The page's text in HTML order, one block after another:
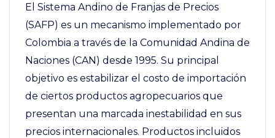
El Sistema Andino de Franjas de Precios
(SAFP) es un mecanismo implementado por
Colombia a través de la Comunidad Andina de
Naciones (CAN) desde 1995. Su principal
objetivo es estabilizar el costo de importación
de ciertos productos agropecuarios que
presentan una marcada inestabilidad en sus
precios internacionales. Productos incluidos